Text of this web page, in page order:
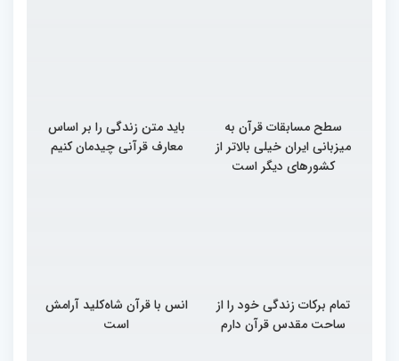
سطح مسابقات قرآن به
میزبانی ایران خیلی بالاتر از
کشورهای دیگر است
باید متن زندگی را بر اساس
معارف قرآنی چیدمان کنیم
تمام برکات زندگی خود را از
ساحت مقدس قرآن دارم
انس با قرآن شاه‌کلید آرامش
است